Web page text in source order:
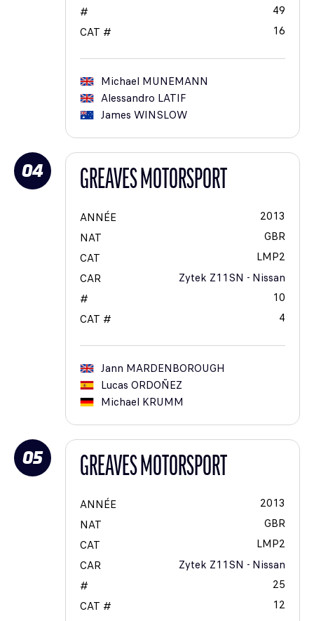
#
49
CAT #
16
Michael MUNEMANN
Alessandro LATIF
James WINSLOW
04 GREAVES MOTORSPORT
ANNÉE
2013
NAT
GBR
CAT
LMP2
CAR
Zytek Z11SN - Nissan
#
10
CAT #
4
Jann MARDENBOROUGH
Lucas ORDOÑEZ
Michael KRUMM
05 GREAVES MOTORSPORT
ANNÉE
2013
NAT
GBR
CAT
LMP2
CAR
Zytek Z11SN - Nissan
#
25
CAT #
12